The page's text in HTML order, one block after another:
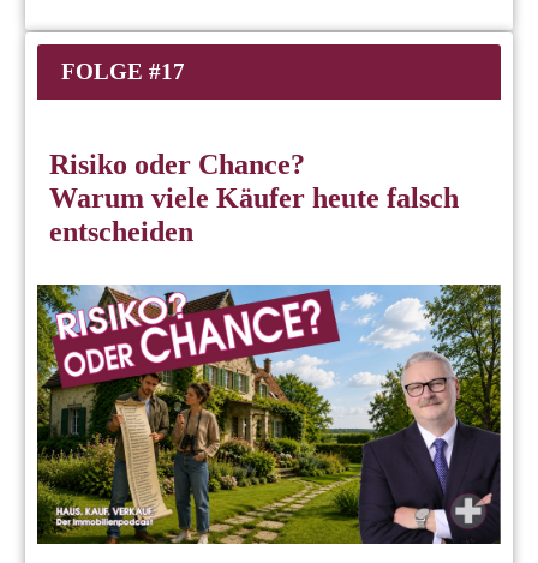
FOLGE #17
Risiko oder Chance?
Warum viele Käufer heute falsch
entscheiden